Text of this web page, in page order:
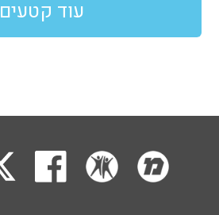
עוד קטעים